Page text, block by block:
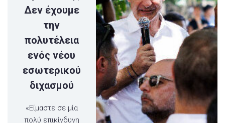
Δεν έχουμε
την
πολυτέλεια
ενός νέου
εσωτερικού
διχασμού
«Είμαστε σε μία
πολύ επικίνδυνη